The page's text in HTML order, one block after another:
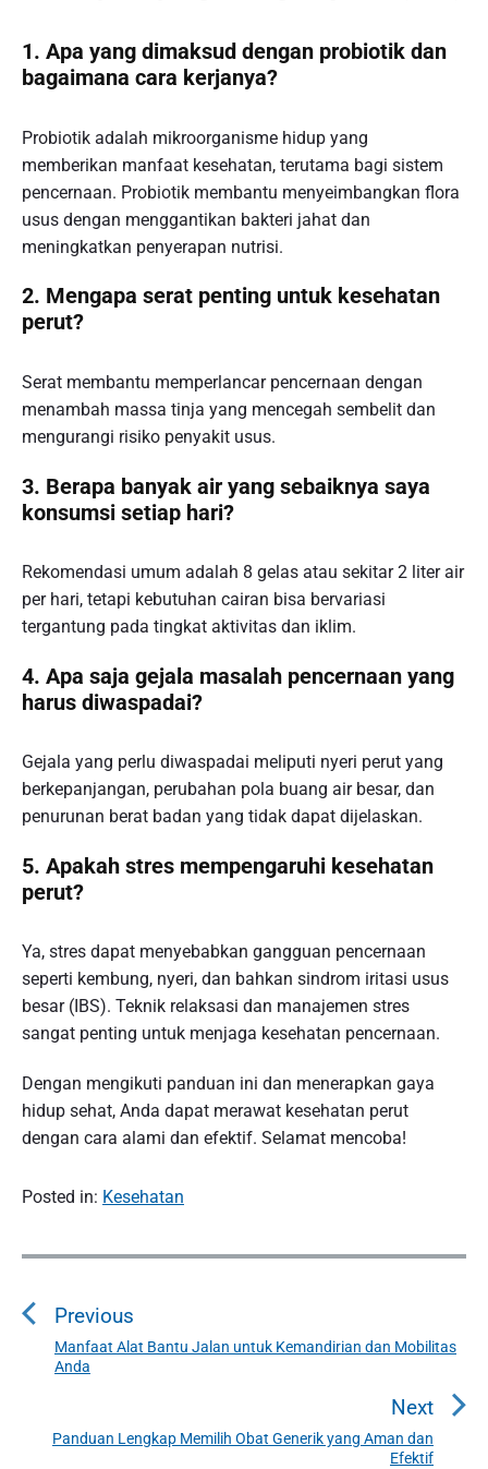
1. Apa yang dimaksud dengan probiotik dan
bagaimana cara kerjanya?
Probiotik adalah mikroorganisme hidup yang
memberikan manfaat kesehatan, terutama bagi sistem
pencernaan. Probiotik membantu menyeimbangkan flora
usus dengan menggantikan bakteri jahat dan
meningkatkan penyerapan nutrisi.
2. Mengapa serat penting untuk kesehatan
perut?
Serat membantu memperlancar pencernaan dengan
menambah massa tinja yang mencegah sembelit dan
mengurangi risiko penyakit usus.
3. Berapa banyak air yang sebaiknya saya
konsumsi setiap hari?
Rekomendasi umum adalah 8 gelas atau sekitar 2 liter air
per hari, tetapi kebutuhan cairan bisa bervariasi
tergantung pada tingkat aktivitas dan iklim.
4. Apa saja gejala masalah pencernaan yang
harus diwaspadai?
Gejala yang perlu diwaspadai meliputi nyeri perut yang
berkepanjangan, perubahan pola buang air besar, dan
penurunan berat badan yang tidak dapat dijelaskan.
5. Apakah stres mempengaruhi kesehatan
perut?
Ya, stres dapat menyebabkan gangguan pencernaan
seperti kembung, nyeri, dan bahkan sindrom iritasi usus
besar (IBS). Teknik relaksasi dan manajemen stres
sangat penting untuk menjaga kesehatan pencernaan.
Dengan mengikuti panduan ini dan menerapkan gaya
hidup sehat, Anda dapat merawat kesehatan perut
dengan cara alami dan efektif. Selamat mencoba!
Posted in: Kesehatan
P
s
Previous
P
r
v
Manfaat Alat Bantu Jalan untuk Kemandirian dan Mobilitas
Anda
Next
N
Panduan Lengkap Memilih Obat Generik yang Aman dan
Efektif